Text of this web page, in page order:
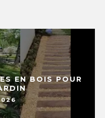
EN BOIS POUR